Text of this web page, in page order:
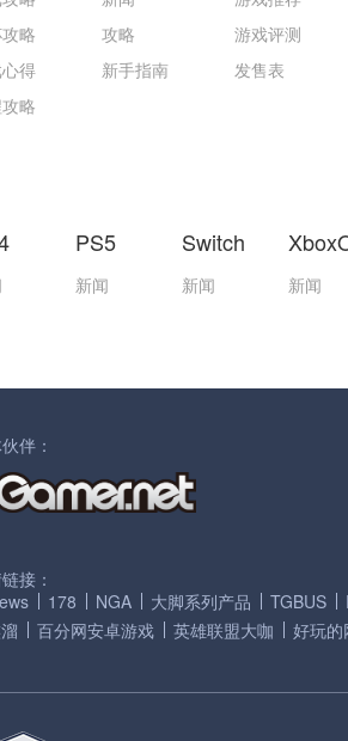
略
得
略
攻略
新手指南
游戏评测
发售表
PS5
新闻
Switch
新闻 新闻
伴：
接：
178 NGA 大脚系列产品 TGBUS
百分网安卓游戏 英雄联盟大咖 好玩的